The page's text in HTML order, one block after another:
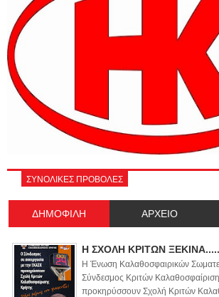
ΣΥΝΟΛΙΚΕΣ ΠΡΟΒΟΛΕΣ
ΔΗΜΟΦΙΛΗ ΑΡΧΕΙΟ
Η ΣΧΟΛΗ ΚΡΙΤΩΝ
Η Ένωση Καλαθοσφαιρικών
Σύνδεσμος Κριτών
προκηρύσσουν Σχολή Κριτών